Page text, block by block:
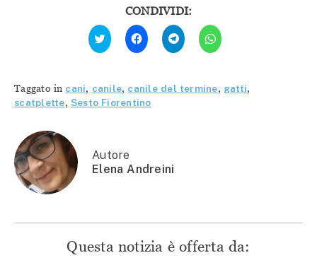
CONDIVIDI:
Fai
clic
qui
Twitter
(Si
apre
in
Fai
clic
per
condividere
(Si
apre
in
una
Fai
clic
per
condividere
(Si
apre
Fai
clic
per
(Si
apre
Taggato in cani, canile, canile del termine, gatti,
scatplette, Sesto Fiorentino
Autore
Elena Andreini
Questa notizia è offerta da: